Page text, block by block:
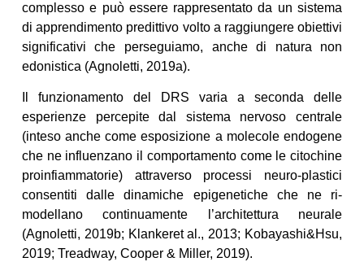
complesso e può essere rappresentato da un sistema
di apprendimento predittivo volto a raggiungere obiettivi
significativi che perseguiamo, anche di natura non
edonistica (Agnoletti, 2019a).
Il funzionamento del DRS varia a seconda delle
esperienze percepite dal sistema nervoso centrale
(inteso anche come esposizione a molecole endogene
che ne influenzano il comportamento come le citochine
proinfiammatorie) attraverso processi neuro-plastici
consentiti dalle dinamiche epigenetiche che ne ri-
modellano continuamente l’architettura neurale
(Agnoletti, 2019b; Klankeret al., 2013; Kobayashi&Hsu,
2019; Treadway, Cooper & Miller, 2019).